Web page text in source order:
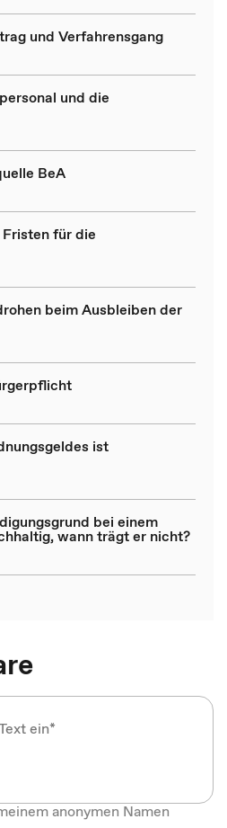
und Verfahrensgang
und die
BeA
für die
beim Ausbleiben der
ist
bei einem
wann trägt er nicht?
anonymen Namen